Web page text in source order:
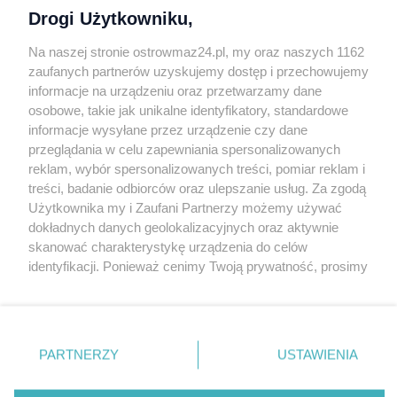
Kontakt
INFORMATOR
Bankomaty
Msze święte
Nocna pomoc lekarska
Taxi
REKLAMA
Banery i artykuły
Reklama wideo
Copyright 2010-2026 OstrowMaz24.pl. Realizacja:PRO-
Współpraca serwis
Drogi Użytkowniku,
Na naszej stronie ostrowmaz24.pl, my oraz naszych 1162
zaufanych partnerów uzyskujemy dostęp i przechowujemy
informacje na urządzeniu oraz przetwarzamy dane
osobowe, takie jak unikalne identyfikatory, standardowe
informacje wysyłane przez urządzenie czy dane
przeglądania w celu zapewniania spersonalizowanych
reklam, wybór spersonalizowanych treści, pomiar reklam i
treści, badanie odbiorców oraz ulepszanie usług. Za zgodą
Użytkownika my i Zaufani Partnerzy możemy używać
dokładnych danych geolokalizacyjnych oraz aktywnie
skanować charakterystykę urządzenia do celów
identyfikacji. Ponieważ cenimy Twoją prywatność, prosimy
prywatności znajdujący się w lewym dolnym rogu strony
. Niektóre rodzaje przetwarzania danych nie wymagają
zgody użytkownika, ale masz prawo sprzeciwić się
PARTNERZY USTAWIENIA